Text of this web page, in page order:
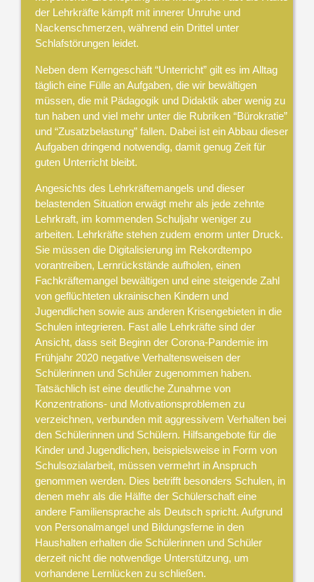
der Lehrkräfte kämpft mit innerer Unruhe und
Nackenschmerzen, während ein Drittel unter
Schlafstörungen leidet.
Neben dem Kerngeschäft “Unterricht” gilt es im Alltag
täglich eine Fülle an Aufgaben, die wir bewältigen
müssen, die mit Pädagogik und Didaktik aber wenig zu
tun haben und viel mehr unter die Rubriken “Bürokratie”
und “Zusatzbelastung” fallen. Dabei ist ein Abbau dieser
Aufgaben dringend notwendig, damit genug Zeit für
guten Unterricht bleibt.
Angesichts des Lehrkräftemangels und dieser
belastenden Situation erwägt mehr als jede zehnte
Lehrkraft, im kommenden Schuljahr weniger zu
arbeiten. Lehrkräfte stehen zudem enorm unter Druck.
Sie müssen die Digitalisierung im Rekordtempo
vorantreiben, Lernrückstände aufholen, einen
Fachkräftemangel bewältigen und eine steigende Zahl
von geflüchteten ukrainischen Kindern und
Jugendlichen sowie aus anderen Krisengebieten in die
Schulen integrieren. Fast alle Lehrkräfte sind der
Ansicht, dass seit Beginn der Corona-Pandemie im
Frühjahr 2020 negative Verhaltensweisen der
Schülerinnen und Schüler zugenommen haben.
Tatsächlich ist eine deutliche Zunahme von
Konzentrations- und Motivationsproblemen zu
verzeichnen, verbunden mit aggressivem Verhalten bei
den Schülerinnen und Schülern. Hilfsangebote für die
Kinder und Jugendlichen, beispielsweise in Form von
Schulsozialarbeit, müssen vermehrt in Anspruch
genommen werden. Dies betrifft besonders Schulen, in
denen mehr als die Hälfte der Schülerschaft eine
andere Familiensprache als Deutsch spricht. Aufgrund
von Personalmangel und Bildungsferne in den
Haushalten erhalten die Schülerinnen und Schüler
derzeit nicht die notwendige Unterstützung, um
vorhandene Lernlücken zu schließen.